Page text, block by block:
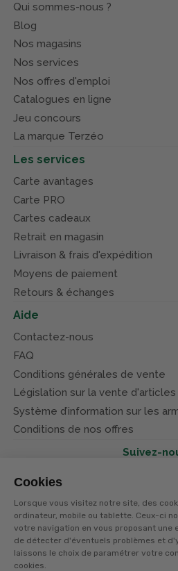
Cookies
Lorsque vous visitez notre site, des
ordinateur, mobile ou tablette. Ceux-ci
votre navigation en vous proposant une
de détecter d'éventuels problèmes et
laissons le choix de paramétrer votre
cookies.
Qui sommes-nous ?
Blog
Nos magasins
Nos services
Nos offres d'emploi
Catalogues en ligne
Jeu concours
La marque Terzéo
Les services
Carte avantages
Carte PRO
Cartes cadeaux
Retrait en magasin
Livraison & frais d'expédition
Moyens de paiement
Retours & échanges
Aide
Contactez-nous
FAQ
Conditions générales de vente
Législation sur la vente
Système d’information sur les
Conditions de nos offres
Suivez-
© Terres et
Politique de
Mentions
CGV